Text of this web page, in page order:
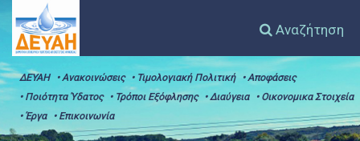
Αναζήτηση
ΔΕΥΑΗ • Ανακοινώσεις • Τιμολογιακή Πολιτική
• Αποφάσεις
• Ποιότητα Ύδατος
• Τρόποι Εξόφλησης • Διαύγεια
• Οικονομικα Στοιχεία
• Έργα
• Επικοινωνία